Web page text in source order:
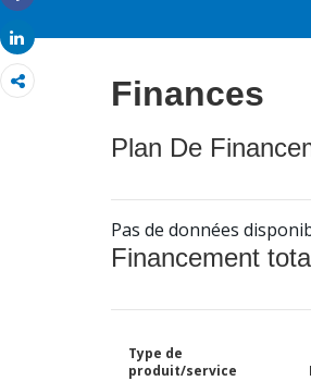
Share
Share
Finances
Plan De
Pas de données
Financement
Type de
produit/service